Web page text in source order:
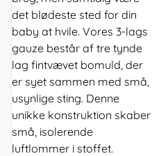
det blødeste sted for din
baby at hvile. Vores 3-lags
gauze består af tre tynde
lag fintvævet bomuld, der
er syet sammen med små,
usynlige sting. Denne
unikke konstruktion skaber
små, isolerende
luftlommer i stoffet.